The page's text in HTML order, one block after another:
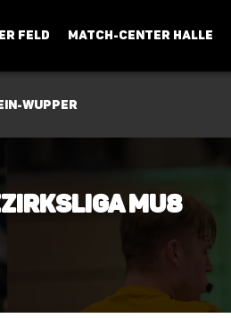
FELD MATCH-CENTER HALLE
Wupper
mU8